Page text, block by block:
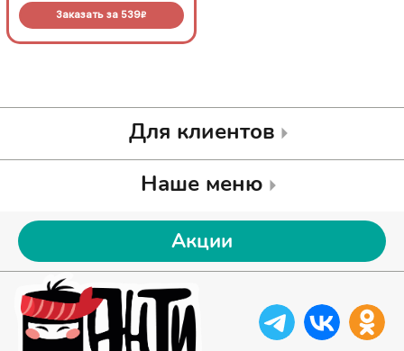
Заказать за 539R
Для клиентов
Наше меню
Акции